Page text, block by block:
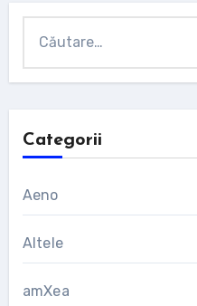
după:
Categorii
Aeno
Altele
amXea